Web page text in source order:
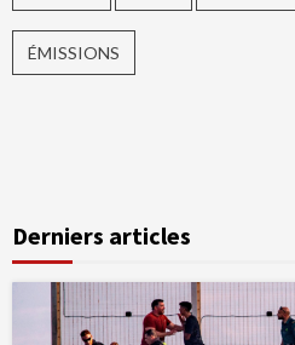
ÉMISSIONS
Derniers articles